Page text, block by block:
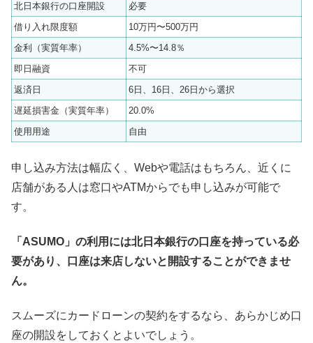
北日本銀行の口座開設
必要
借り入れ限度額
10万円〜500万円
金利（実質年率）
4.5%〜14.8％
即日融資
不可
返済日
6日、16日、26日から選択
遅延損害金（実質年率）
20.0%
使用用途
自由
申し込み方法は幅広く、Webや電話はもちろん、近くに
店舗がある人は窓口やATMからでも申し込みが可能で
す。
「ASUMO」の利用には北日本銀行の口座を持っている必
要があり、口座は来店しないと開設することができませ
ん。
スムーズにカードローンの契約をするなら、あらかじめ口
座の開設をしておくとよいでしょう。